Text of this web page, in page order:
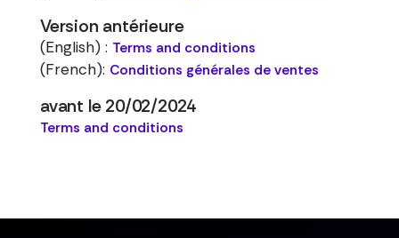
Version antérieure
(English) : Terms and conditions
(French): Conditions générales de ventes
avant le 20/02/2024
Terms and conditions